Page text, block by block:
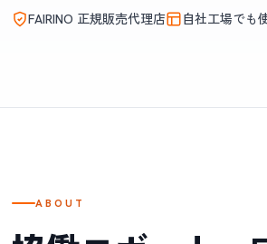
FAIRINO 正規販売代理店 自社工場でも
ABOUT